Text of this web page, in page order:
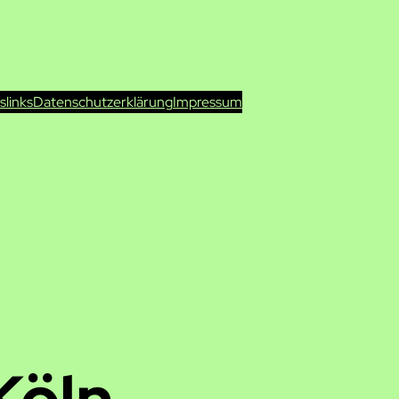
linksDatenschutzerklärungImpressum